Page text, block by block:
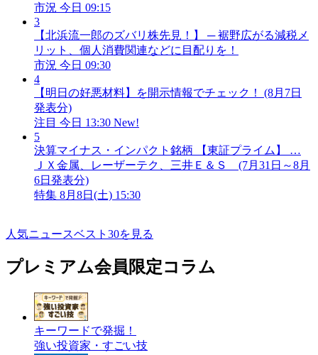
市況 今日 09:15
3
【北浜流一郎のズバリ株先見！】 ─ 裾野広がる減税メ
リット、個人消費関連などに目配りを！
市況 今日 09:30
4
【明日の好悪材料】を開示情報でチェック！ (8月7日
発表分)
注目 今日 13:30 New!
5
決算マイナス・インパクト銘柄 【東証プライム】 …
ＪＸ金属、レーザーテク、三井Ｅ＆Ｓ (7月31日～8月
6日発表分)
特集 8月8日(土) 15:30
人気ニュースベスト30を見る
プレミアム会員限定コラム
キーワードで発掘！
強い投資家・すごい技